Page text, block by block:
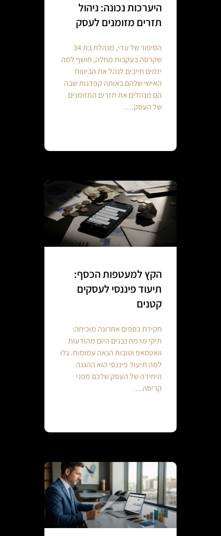
היערכות נכונה: ניהול
תזרים מזומנים לעסק
הסיפור של עדי, מנהלת בת 34
שקרסה בעקבות מחלה, חושף למה
יזמים חייבים לנהל את הביטוח
האישי שלהם באותה קפדנות שבה
הם מנהלים את תזרים המזומנים
של העסק.…
הקץ למעטפות הכסף:
תיעוד פיננסי לעסקים
קטנים
חקירת כספים אחרונה מוכיחה:
תיקי מרמה נבנים היום מהודעות
וואטסאפ וטובות הנאה עמומות. גלו
למה תיעוד פיננסי הוא ההגנה
היחידה של העסק שלכם מפני
קריסה.…